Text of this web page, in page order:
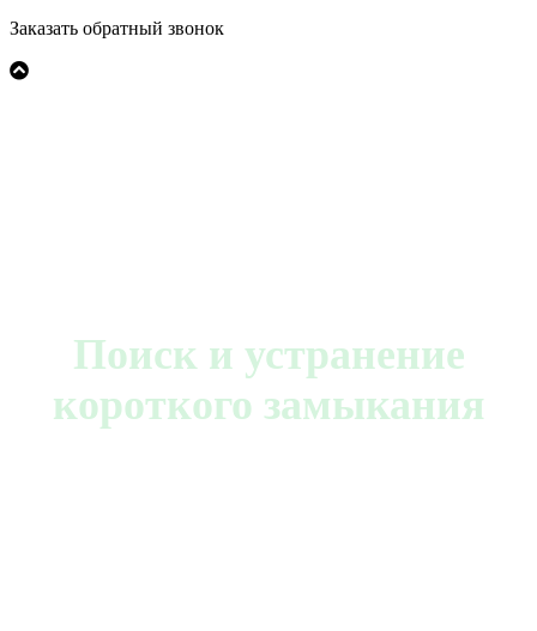
Заказать обратный звонок
Поиск и устранение
короткого замыкания